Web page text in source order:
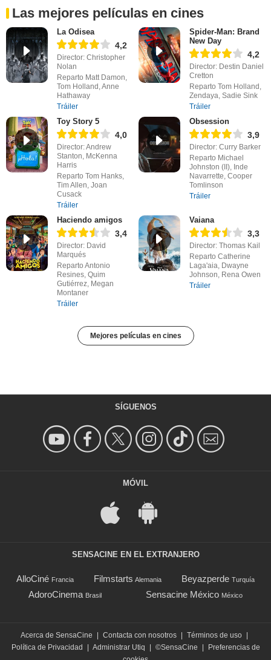
Las mejores películas en cines
La Odisea
4,2
Director: Christopher
Nolan
Reparto Matt Damon,
Tom Holland, Anne
Hathaway
Tráiler
Spider-Man: Brand
New Day
4,2
Director: Destin Daniel
Cretton
Reparto Tom Holland,
Zendaya, Sadie Sink
Tráiler
Toy Story 5
4,0
Director: Andrew
Stanton, McKenna
Harris
Reparto Tom Hanks,
Tim Allen, Joan
Cusack
Tráiler
Obsession
3,9
Director: Curry Barker
Reparto Michael
Johnston (II), Inde
Navarrette, Cooper
Tomlinson
Tráiler
Haciendo amigos
3,4
Director: David
Marqués
Reparto Antonio
Resines, Quim
Gutiérrez, Megan
Montaner
Tráiler
Vaiana
3,3
Director: Thomas Kail
Reparto Catherine
Laga'aia, Dwayne
Johnson, Rena Owen
Tráiler
Mejores películas en cines
SÍGUENOS
MÓVIL
SENSACINE EN EL EXTRANJERO
AlloCiné Francia Filmstarts Alemania Beyazperde Turquía
AdoroCinema Brasil Sensacine México México
Acerca de SensaCine Contacta con nosotros Términos de uso
Política de Privacidad
Administrar Utiq ©SensaCine
Preferencias de